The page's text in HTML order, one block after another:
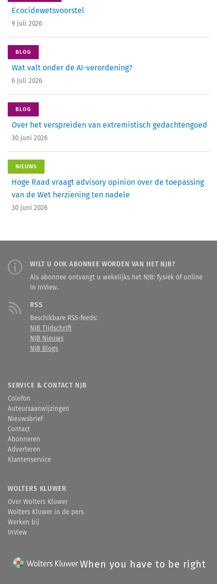
Ecocidewetsvoorstel
9 juli 2026
BLOG
Wat valt onder de AI-verordening?
6 juli 2026
BLOG
Over het verspreiden van extremistisch gedachtengoed
30 juni 2026
NIEUWS
Hoge Raad vraagt advisory opinion over de toepassing
van de Wet herziening ten nadele
30 juni 2026
WILT U OOK ABONNEE WORDEN VAN HET NJB?
Als abonnee ontvangt u wekelijks het NJB: fysiek óf online
in InView.
RSS
Beschikbare RSS-feeds:
NJB Tijdschrift
NJB Nieuws
NJB Blogs
SERVICE & CONTACT NJB
Colofon
Auteursaanwijzingen
Nieuwsbrief
Contact
Abonneren
Adverteren
Klantenservice
WOLTERS KLUWER
Over Wolters Kluwer
Wolters Kluwer in de pers
Werken bij
InView
When you have to be right